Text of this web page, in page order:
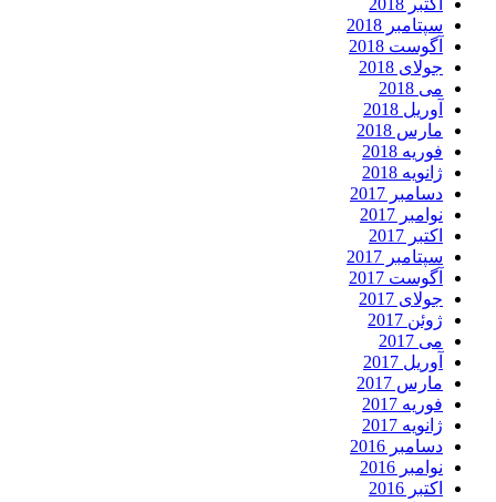
اکتبر 2018
سپتامبر 2018
آگوست 2018
جولای 2018
می 2018
آوریل 2018
مارس 2018
فوریه 2018
ژانویه 2018
دسامبر 2017
نوامبر 2017
اکتبر 2017
سپتامبر 2017
آگوست 2017
جولای 2017
ژوئن 2017
می 2017
آوریل 2017
مارس 2017
فوریه 2017
ژانویه 2017
دسامبر 2016
نوامبر 2016
اکتبر 2016